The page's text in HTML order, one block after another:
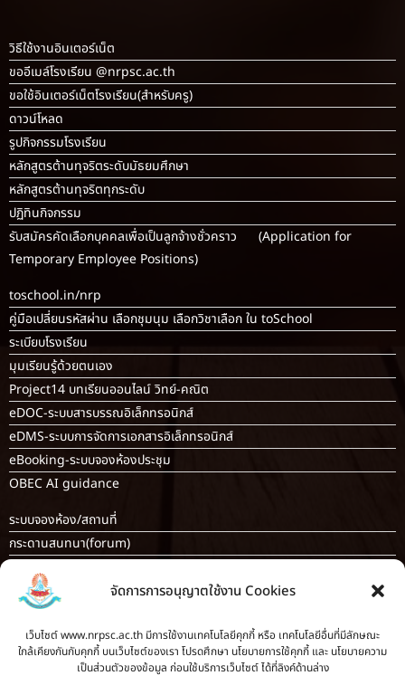
จัดการการอนุญาตใช้งาน Cookies
เว็บไซต์ www.nrpsc.ac.th มีการใช้งานเทคโนโลยีคุกกี้ หรือ เทคโนโลยีอื่นที่มีลักษณะ
ใกล้เคียงกันกับคุกกี้ บนเว็บไซต์ของเรา โปรดศึกษา นโยบายการใช้คุกกี้ และ นโยบายความ
เป็นส่วนตัวของข้อมูล ก่อนใช้บริการเว็บไซต์ ได้ที่ลิงค์ด้านล่าง
วิธีใช้งานอินเตอร์เน็ต
ขออีเมล์โรงเรียน @nrpsc.ac.th
ขอใช้อินเตอร์เน็ตโรงเรียน(สำหรับครู)
ดาวน์โหลด
รูปกิจกรรมโรงเรียน
หลักสูตรต้านทุจริตระดับมัธยมศึกษา
หลักสูตรต้านทุจริตทุกระดับ
ปฏิทินกิจกรรม
รับสมัครคัดเลือกบุคคลเพื่อเป็นลูกจ้างชั่วคราว (Application for
Temporary Employee Positions)
toschool.in/nrp
คู่มือเปลี่ยนรหัสผ่าน เลือกชุมนุม เลือกวิชาเลือก ใน toSchool
ระเบียบโรงเรียน
มุมเรียนรู้ด้วยตนเอง
Project14 บทเรียนออนไลน์ วิทย์-คณิต
eDOC-ระบบสารบรรณอิเล็กทรอนิกส์
eDMS-ระบบการจัดการเอกสารอิเล็กทรอนิกส์
eBooking-ระบบจองห้องประชุม
OBEC AI guidance
ระบบจองห้อง/สถานที่
กระดานสนทนา(forum)
ระบบส่งแผนการสอนออนไลน์
ระบบนิเทศการจัดการเรียนการสอน
บันทึกข้อมูลเกียรติบัตร/รายงานการอบรม
ทะเบียนคำสั่ง